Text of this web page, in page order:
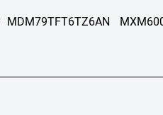
MDM79TFT6TZ6AN